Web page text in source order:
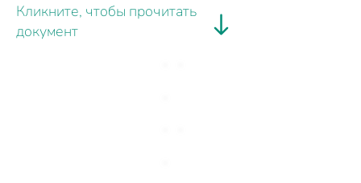
Кликните, чтобы прочитать
документ